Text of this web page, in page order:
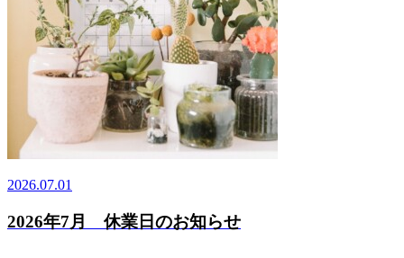
2026.07.01
2026年7月 休業日のお知らせ